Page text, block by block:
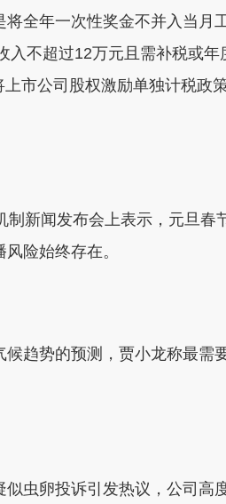
全年一次性奖金不并入当月
入不超过12万元且需补税或年
市公司股权激励单独计税政
新闻发布会上表示，元旦春
险始终存在。
趋势的预测，贾小龙称最需
虫卵投诉引发热议，公司高